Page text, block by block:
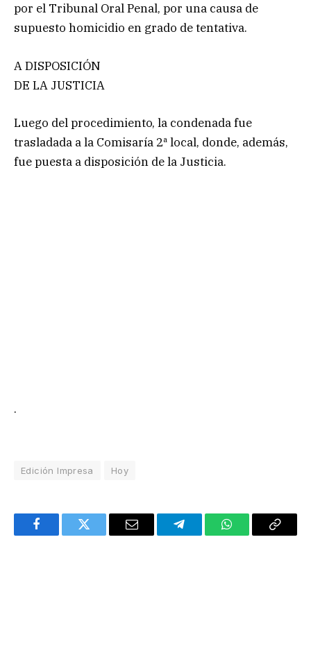
por el Tribunal Oral Penal, por una causa de
supuesto homicidio en grado de tentativa.
A DISPOSICIÓN
DE LA JUSTICIA
Luego del procedimiento, la condenada fue
trasladada a la Comisaría 2ª local, donde, además,
fue puesta a disposición de la Justicia.
.
Edición Impresa Hoy
FacebookTwitter Email TelegramWhatsAppCopy